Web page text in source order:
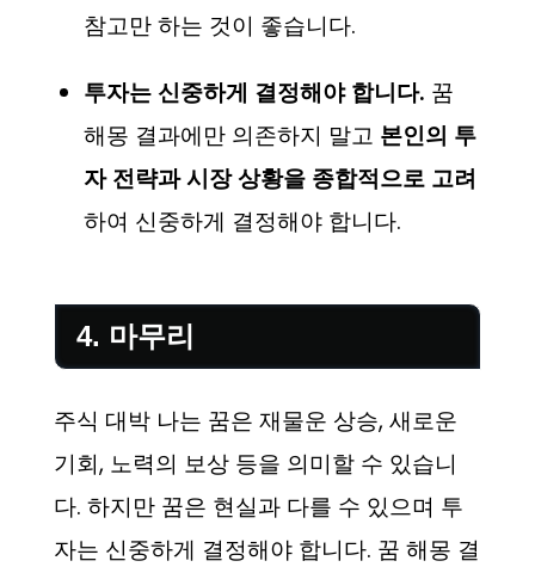
참고만 하는 것이 좋습니다.
투자는 신중하게 결정해야 합니다. 꿈
해몽 결과에만 의존하지 말고 본인의 투
자 전략과 시장 상황을 종합적으로 고려
하여 신중하게 결정해야 합니다.
4. 마무리
주식 대박 나는 꿈은 재물운 상승, 새로운
기회, 노력의 보상 등을 의미할 수 있습니
다. 하지만 꿈은 현실과 다를 수 있으며 투
자는 신중하게 결정해야 합니다. 꿈 해몽 결